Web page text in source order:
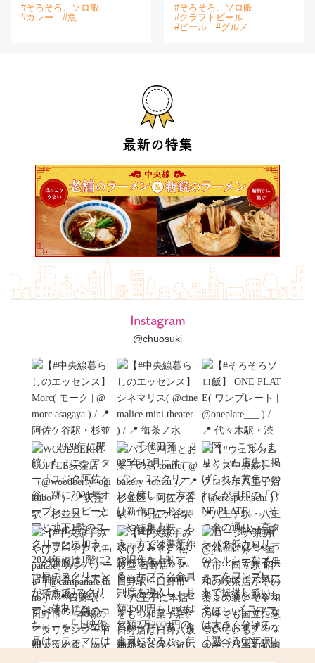
最新の特集
Instagram
@chuosuki
#そろそろ、ソロ飯
#カレー
#魚
#そろそろ、ソロ飯
#クラフトビール
#ビール
#グルメ